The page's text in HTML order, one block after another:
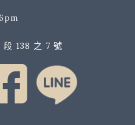
段 138 之 7 號